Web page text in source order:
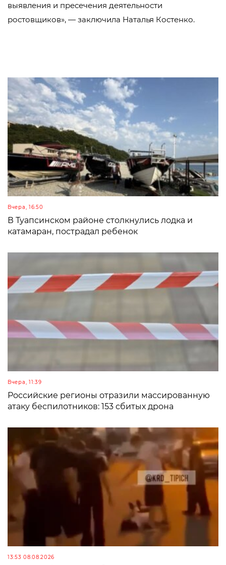
выявления и пресечения деятельности
ростовщиков», — заключила Наталья Костенко.
Вчера, 16:50
В Туапсинском районе столкнулись лодка и
катамаран, пострадал ребенок
Вчера, 11:39
Российские регионы отразили массированную
атаку беспилотников: 153 сбитых дрона
13:53 08.08.2026